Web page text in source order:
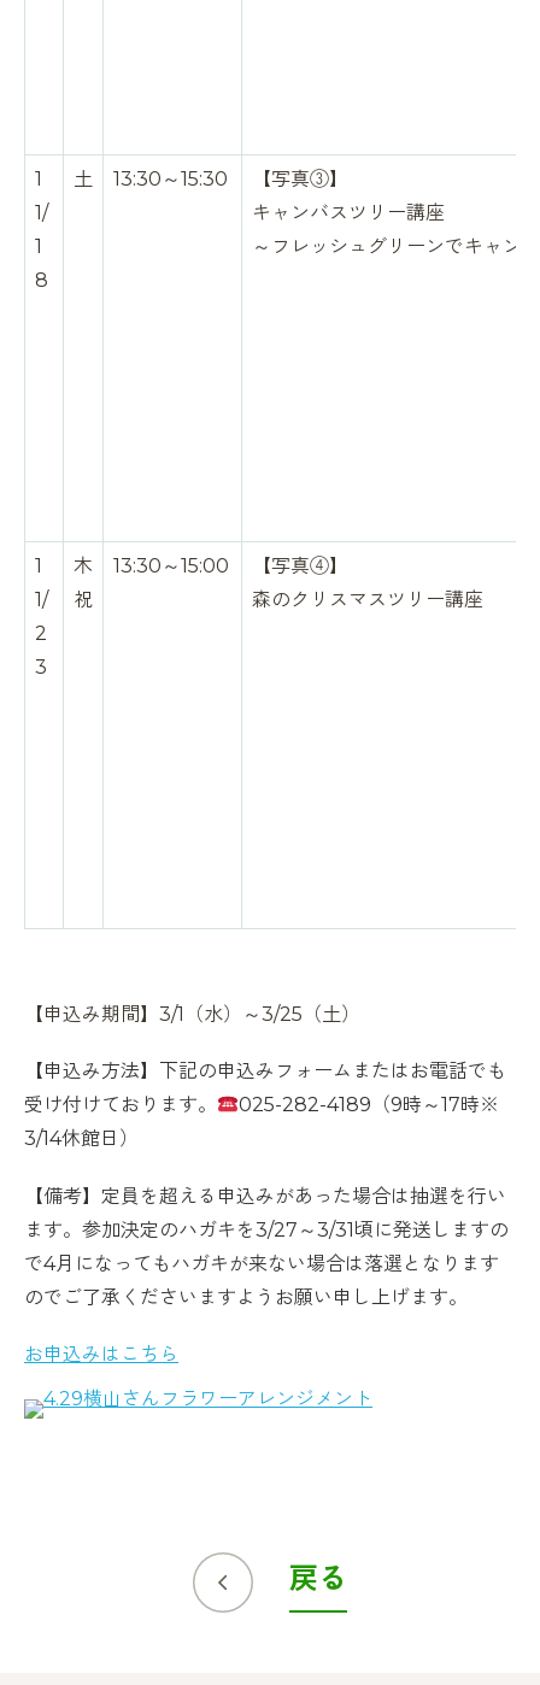
1
1/
1
8
土 13:30～15:30
【写真③】
キャンバスツリー講座
～フレッシュグリーンでキャン
1
1/
2
3
木
祝
13:30～15:00
【写真④】
森のクリスマスツリー講座
【申込み期間】3/1（水）～3/25（土）
【申込み方法】下記の申込みフォームまたはお電話でも
受け付けております。
025-282-4189（9時～17時※
3/14休館日）
【備考】定員を超える申込みがあった場合は抽選を行い
ます。参加決定のハガキを3/27～3/31頃に発送しますの
で4月になってもハガキが来ない場合は落選となります
のでご了承くださいますようお願い申し上げます。
お申込みはこちら
戻る